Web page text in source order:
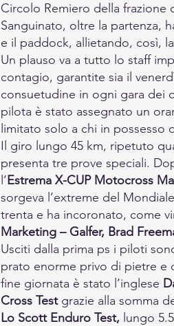
Circolo Remiero della
Sanguinato, oltre la partenza,
e il paddock, allietando, così,
Un plauso va a tutto lo staff
contagio, garantite sia il
consuetudine in ogni gara dei
pilota è stato assegnato un
limitato solo a chi in possesso
Il giro lungo 45 km, ripetuto
presenta tre prove speciali.
l’Estrema X-CUP Motocross
sorgeva l’extreme del
trenta e ha incoronato, come
Marketing – Galfer, Brad
Usciti dalla prima ps i piloti
prato enorme privo di pietre e
fine giornata è stato l’inglese
Cross Test grazie alla somma
Lo Scott Enduro Test, lungo